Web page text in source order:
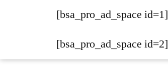
[bsa_pro_ad_space id=1]
[bsa_pro_ad_space id=2]